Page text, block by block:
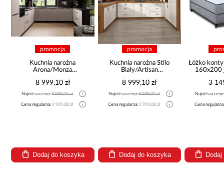
promocja
Kuchnia narożna
Arona/Monza
8 999,10 zł
Najniższa cena:9 999,00 zł
Cena regularna:9 999,00 zł
Dodaj do koszyka
promocja
Kuchnia narożna Stilo
Biały/Artisan
8 999,10 zł
Najniższa cena:9 999,00 zł
Cena regularna:9 999,00 zł
Dodaj do koszyka
Łóżko
160x200
3
Najniższa
Cena